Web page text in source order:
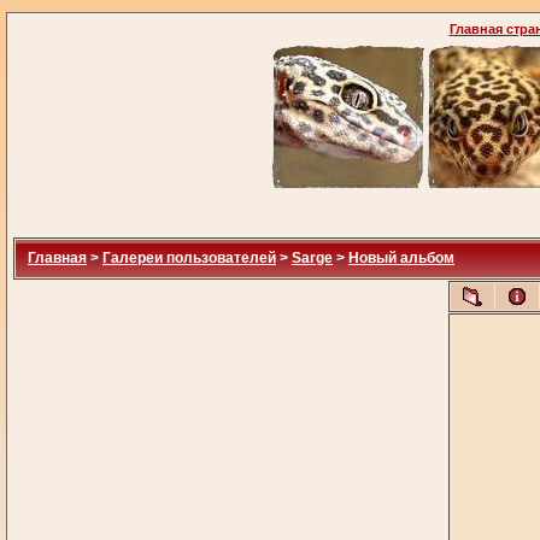
Главная
Главная > Галереи пользователей > Sarge > Новый альбом